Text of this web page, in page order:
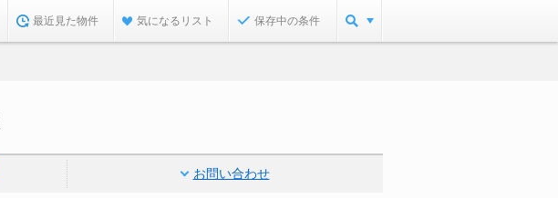
最近見た物件 気になるリスト 保存中の条件
お問い合わせ